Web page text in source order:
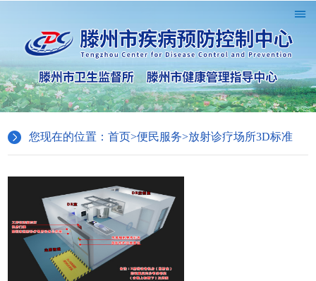
您现在的位置：首页>便民服务>放射诊疗场所3D标准